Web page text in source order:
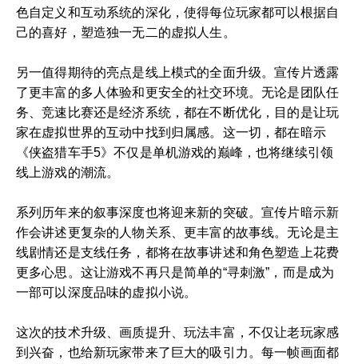
色自定义和互动系统的深化，使得每位玩家都可以根据自
己的喜好，塑造独一无二的虚拟人生。
另一值得期待的亮点是线上模式的全面升级。宣传片透露
了更丰富的多人体验和更安全的社交环境。无论是团队任
务、竞速比赛还是经济系统，都在不断优化，目的是让玩
家在虚拟世界的互动中找到归属感。这一切，都在暗示
《侠盗猎车手5》不仅是单机游戏的巅峰，也将继续引领
线上游戏的潮流。
系列历年来的叙事深度也将迎来新的突破。宣传片暗示新
作会讲述更复杂的人物关系、更丰富的故事线。无论是主
线剧情还是支线任务，都将在故事讲述和角色塑造上花费
更多心思。这让游戏不再只是简单的“寻刺激”，而是成为
一部可以深度品味的虚拟小说。
这次的技术升级、画质提升、玩法丰富，不仅让老玩家感
到兴奋，也给新玩家带来了巨大的吸引力。每一帧画面都